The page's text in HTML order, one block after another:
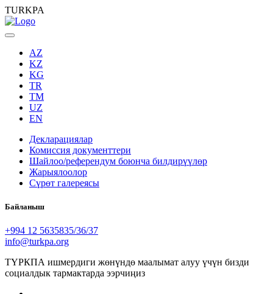
TURKPA
AZ
KZ
KG
TR
TM
UZ
EN
Декларациялар
Комиссия документтери
Шайлоо/референдум боюнча билдирүүлөр
Жарыялоолор
Сүрөт галереясы
Байланыш
+994 12 5635835/36/37
info@turkpa.org
ТҮРКПА ишмердиги жөнүндө маалымат алуу үчүн бизди
социалдык тармактарда ээрчиңиз